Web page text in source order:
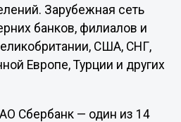
Зарубежная сеть
банков, филиалов и
США, СНГ,
Европе, Турции и других
Сбербанк — один из 14